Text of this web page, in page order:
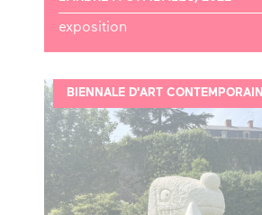
exposition
BIENNALE D'ART CONTEMPORAIN